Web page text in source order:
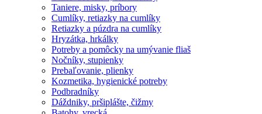
Taniere, misky, príbory
Cumlíky, retiazky na cumlíky
Retiazky a púzdra na cumlíky
Hryzátka, hrkálky
Potreby a pomôcky na umývanie fliaš
Nočníky, stupienky
Prebaľovanie, plienky
Kozmetika, hygienické potreby
Podbradníky
Dáždniky, pršiplášte, čižmy